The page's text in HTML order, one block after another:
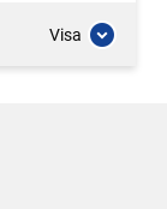
Visa